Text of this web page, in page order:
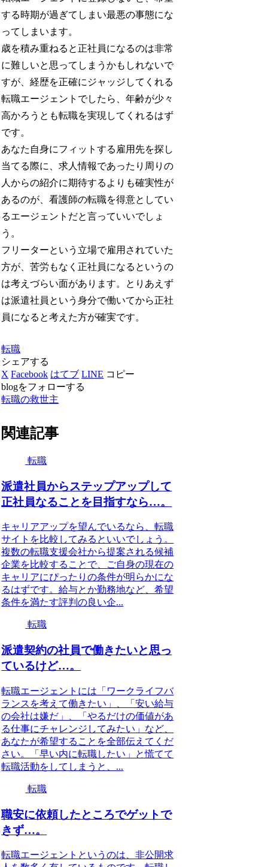
する時期が過ぎてしまい最悪の事態にな
ってしまいます。
歳を積み重ねると正社員になるのは非常
に難しいと思ってしまうかもしれないで
すが、経歴を正確にジャッジしてくれる
転職エージェントでしたら、年齢が少々
高かろうとも転職を実現してくれるはず
です。
あなた自身にフィットする雇用先を探し
当てる際に、求人情報であったり周りの
人からの紹介に期待するよりも確実性が
あるのが、看護師の転職を得意としてい
るエージェントだと言っていいでしょ
う。
フリーターという立場で雇用されていた
方が、苦労もなく正社員になるというの
は考えづらい面があります。とりあえず
は派遣社員という身分で働いてから正社
員になると考えた方が確実です。
転職
シェアする
X Facebook はてブ LINE コピー
blogをフォローする
転職の救世主
関連記事
転職
派遣社員からステップアップして
正社員なることを目指すなら…。
キャリアアップを望んでいるなら、転職
サイトを比較してみるといいでしょう。
複数の転職支援会社から提案される候補
企業を比較することで、ご自身の現在の
キャリアにぴったりの条件が明らかにな
るはずです。給与とか勤務地など、希望
条件を満たす評判の良い企...
転職
派遣契約の社員で働きたいと思っ
ているけど…。
転職エージェントには「ワークライフバ
ランスを考えて働きたい」、「安い給与
の会社は嫌だ」、「やるだけの価値があ
る仕事にチャレンジしてみたい」など、
あなたが希望することを全部伝えてくだ
さい。「早い内に転職したい」と慌てて
転職活動をしてしまうと、...
転職
職安に依頼したところでゲットで
きず…。
転職エージェントというのは、非公開求